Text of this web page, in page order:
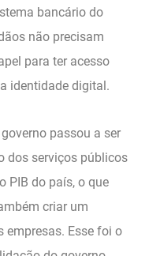
bancário do
não precisam
para ter acesso
identidade digital.
passou a ser
dos serviços públicos
PIB do país, o que
criar um
empresas. Esse foi o